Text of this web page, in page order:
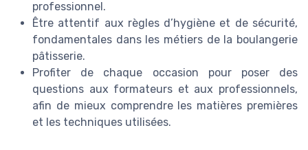
professionnel.
Être attentif aux règles d’hygiène et de sécurité,
fondamentales dans les métiers de la boulangerie
pâtisserie.
Profiter de chaque occasion pour poser des
questions aux formateurs et aux professionnels,
afin de mieux comprendre les matières premières
et les techniques utilisées.